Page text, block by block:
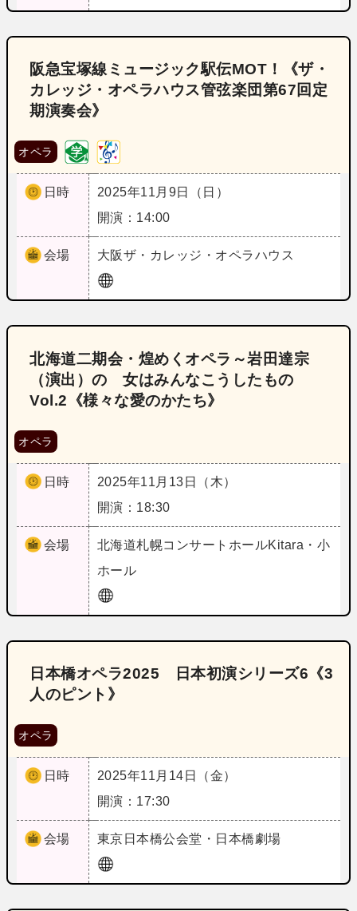
阪急宝塚線ミュージック駅伝MOT！《ザ・
カレッジ・オペラハウス管弦楽団第67回定
期演奏会》
オペラ
日時
2025年11月9日（日）
開演：14:00
会場 大阪ザ・カレッジ・オペラハウス
北海道二期会・煌めくオペラ～岩田達宗
（演出）の 女はみんなこうしたもの
Vol.2《様々な愛のかたち》
オペラ
日時
2025年11月13日（木）
開演：18:30
会場 北海道札幌コンサートホールKitara・小
ホール
日本橋オペラ2025 日本初演シリーズ6《3
人のピント》
オペラ
日時
2025年11月14日（金）
開演：17:30
会場 東京 日本橋公会堂・日本橋劇場